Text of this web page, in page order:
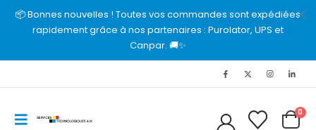
📦 Bonnes nouvelles ! Toutes vos commandes sont expédiées
rapidement grâce à nos partenaires : Purolator, UPS et
Canpar. 🚚✨
0